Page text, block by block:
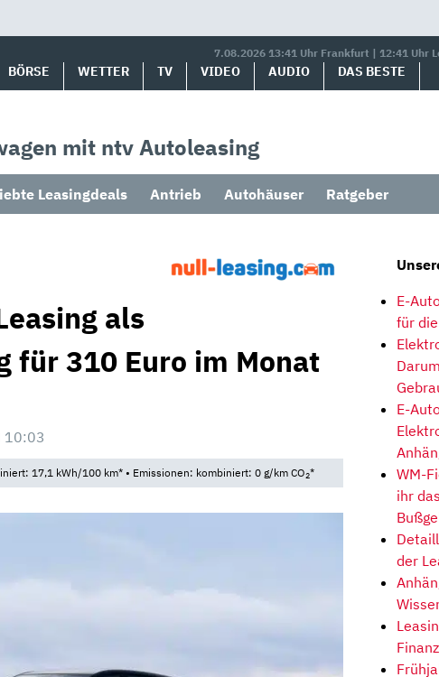
7.08.2026 13:41 Uhr Frankfurt | 12:41 Uhr
BÖRSE WETTER TV VIDEO AUDIO DAS BESTE
mit ntv Autoleasing
Leasingdeals Antrieb Autohäuser Ratgeber
als
für 310 Euro im Monat
10:03
17,1 kWh/100 km* • Emissionen: kombiniert: 0 g/km CO2*
E-
für
E-
WM-
ihr
der